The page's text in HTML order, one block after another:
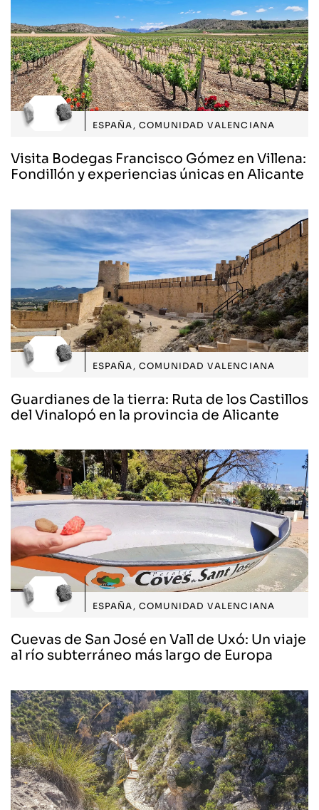
ESPAÑA , COMUNIDAD VALENCIANA
Visita Bodegas Francisco Gómez en Villena:
Fondillón y experiencias únicas en Alicante
ESPAÑA , COMUNIDAD VALENCIANA
Guardianes de la tierra: Ruta de los Castillos
del Vinalopó en la provincia de Alicante
ESPAÑA , COMUNIDAD VALENCIANA
Cuevas de San José en Vall de Uxó: Un viaje
al río subterráneo más largo de Europa